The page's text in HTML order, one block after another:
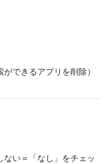
できるアプリを削除）
い＝「なし」をチェッ